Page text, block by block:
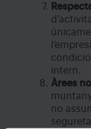
intern.
Àrees
no